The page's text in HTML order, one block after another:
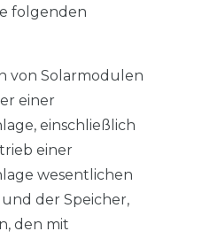
folgenden
von Solarmodulen
einer
einschließlich
einer
wesentlichen
der Speicher,
den mit